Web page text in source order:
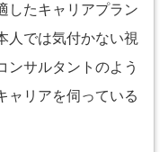
したキャリアプラン
人では気付かない視
ンサルタントのよう
ャリアを伺っている